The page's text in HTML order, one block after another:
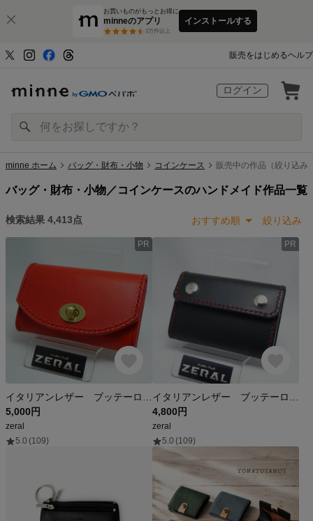
お買いものがもっとお得に
minneのアプリ
3万件以上
インストールする
販売をはじめるヘルプ
ログイン
minne ホーム バッグ・財布・小物 コインケース 販売中の作品（絞り込み:
バッグ・財布・小物／コインケースのハンドメイド作品一覧
おすすめ順 絞り込み
検索結果 4,413点
PR
5,000円
zeral
5.0 (109)
PR
4,800円
zeral
5.0 (109)